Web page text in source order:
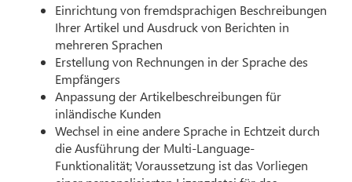
Einrichtung von fremdsprachigen Beschreibungen
Ihrer Artikel und Ausdruck von Berichten in
mehreren Sprachen
Erstellung von Rechnungen in der Sprache des
Empfängers
Anpassung der Artikelbeschreibungen für
inländische Kunden
Wechsel in eine andere Sprache in Echtzeit durch
die Ausführung der Multi-Language-
Funktionalität; Voraussetzung ist das Vorliegen